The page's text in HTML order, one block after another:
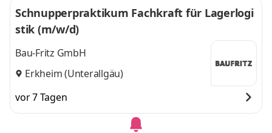
Schnupperpraktikum Fachkraft für Lagerlogi
stik (m/w/d)
Bau-Fritz GmbH
Erkheim (Unterallgäu)
vor 7 Tagen